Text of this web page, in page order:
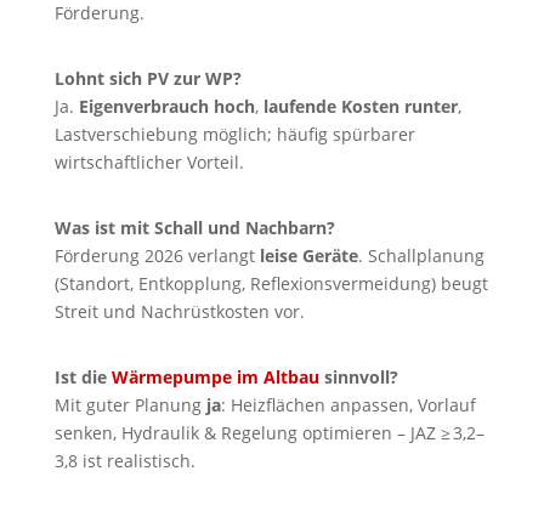
Förderung.
Lohnt sich PV zur WP?
Ja. Eigenverbrauch hoch, laufende Kosten runter,
Lastverschiebung möglich; häufig spürbarer
wirtschaftlicher Vorteil.
Was ist mit Schall und Nachbarn?
Förderung 2026 verlangt leise Geräte. Schallplanung
(Standort, Entkopplung, Reflexionsvermeidung) beugt
Streit und Nachrüstkosten vor.
Ist die Wärmepumpe im Altbausinnvoll?
Mit guter Planung ja: Heizflächen anpassen, Vorlauf
senken, Hydraulik & Regelung optimieren – JAZ ≥ 3,2–
3,8 ist realistisch.